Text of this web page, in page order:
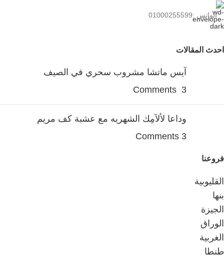
الواتس :01000255599
احدث المقالات
آيس ماتشا مشروب سحري في الصيف
3 Comments
وداعا لألآمِك الشهريه مع عشبة كف مريم
3 Comments
فروعنا
القليوبية
بنها
الجيزة
الوراق
الغربية
طنطا